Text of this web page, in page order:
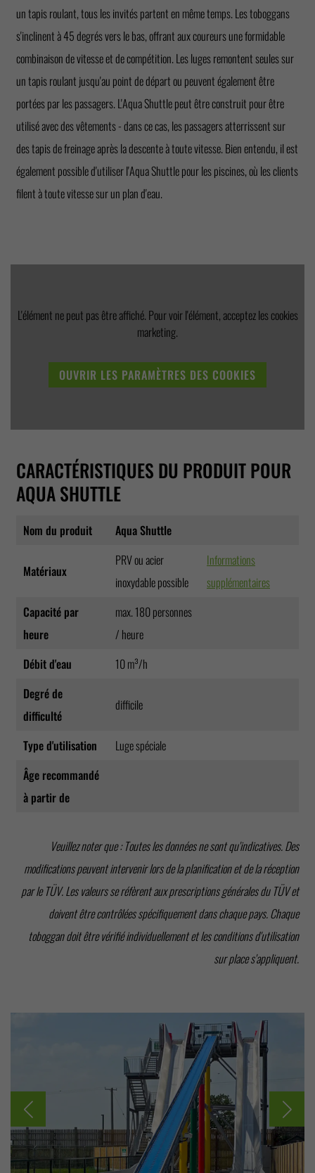
un tapis roulant, tous les invités partent en même temps. Les toboggans
s'inclinent à 45 degrés vers le bas, offrant aux coureurs une formidable
combinaison de vitesse et de compétition. Les luges remontent seules sur
un tapis roulant jusqu'au point de départ ou peuvent également être
portées par les passagers. L'Aqua Shuttle peut être construit pour être
utilisé avec des vêtements - dans ce cas, les passagers atterrissent sur
des tapis de freinage après la descente à toute vitesse. Bien entendu, il est
également possible d'utiliser l'Aqua Shuttle pour les piscines, où les clients
filent à toute vitesse sur un plan d'eau.
L'élément ne peut pas être affiché. Pour voir l'élément, acceptez les cookies
marketing.
OUVRIR LES PARAMÈTRES DES COOKIES
CARACTÉRISTIQUES DU PRODUIT POUR
AQUA SHUTTLE
Nom du produit Aqua Shuttle
Matériaux
PRV ou acier
inoxydable possible
Informations
supplémentaires
Capacité par
heure
max. 180 personnes
/ heure
Débit d'eau
10 m³/h
Degré de
difficulté
difficile
Type d'utilisation
Luge spéciale
Âge recommandé
à partir de
Veuillez noter que : Toutes les données ne sont qu'indicatives. Des
modifications peuvent intervenir lors de la planification et de la réception
par le TÜV. Les valeurs se réfèrent aux prescriptions générales du TÜV et
doivent être contrôlées spécifiquement dans chaque pays. Chaque
toboggan doit être vérifié individuellement et les conditions d'utilisation
sur place s'appliquent.